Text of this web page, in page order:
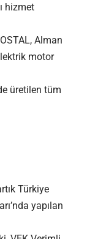
hizmet
Alman
motor
üretilen tüm
Türkiye
yapılan